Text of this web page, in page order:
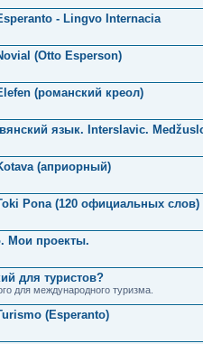
- Lingvo Internacia
(Otto Esperson)
(романский креол)
язык. Interslavic.
(априорный)
Pona (120 официальных слов)
Мои проекты.
для туристов?
для международного туризма.
(Esperanto)